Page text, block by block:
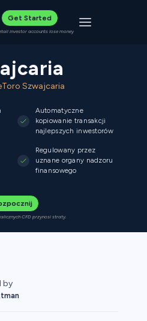
Get Started
investor accounts lose money Toggle
Szwajcaria
Automatyczne
kopiowanie transakcji
najlepszych inwestorów
Regulowany przez
uznane organy nadzoru
finansowego
CFD przynosi straty.
by